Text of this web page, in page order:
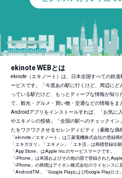
ekinote WEBとは
ekinote（エキノート）は、日本全国すべての鉄
ービスです。「今度あの駅に行くけど、周辺に
っている駅だけど、もっとディープな情報が知り
て、観光・グルメ・買い物・交通などの情報を
Androidアプリをインストールすれば、「お気に
やエキメシの投稿」「全国の駅へのチェックイ
たをワクワクさせるセレンディピティ（素敵な偶
「ekinote／エキノート」は三菱電機株式会社の登録商
「エキガタリ」「エキメシ」「エキ活」は商標登録出願
「App Store」はApple Inc.のサービスマークです。
「iPhone」は米国およびその他の国で登録された
「iPhone」の商標はアイホン株式会社のライセンスに
「AndroidTM 」「Google PlayおよびGoogle Playロゴ